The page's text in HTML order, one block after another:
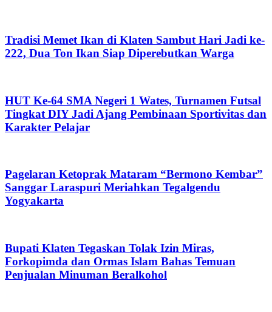
Tradisi Memet Ikan di Klaten Sambut Hari Jadi ke-
222, Dua Ton Ikan Siap Diperebutkan Warga
HUT Ke-64 SMA Negeri 1 Wates, Turnamen Futsal
Tingkat DIY Jadi Ajang Pembinaan Sportivitas dan
Karakter Pelajar
Pagelaran Ketoprak Mataram “Bermono Kembar”
Sanggar Laraspuri Meriahkan Tegalgendu
Yogyakarta
Bupati Klaten Tegaskan Tolak Izin Miras,
Forkopimda dan Ormas Islam Bahas Temuan
Penjualan Minuman Beralkohol